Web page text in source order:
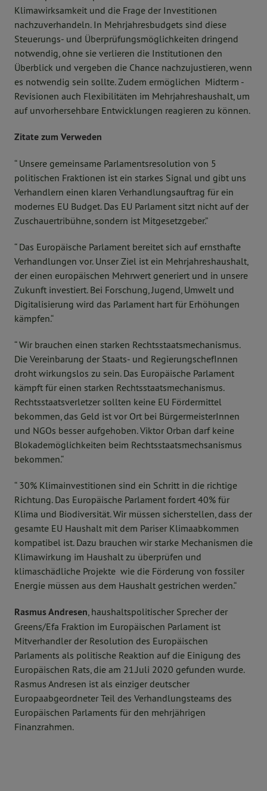
Klimawirksamkeit und die Frage der Investitionen
nachzuverhandeln. In Mehrjahresbudgets sind diese
Steuerungs- und Überprüfungsmöglichkeiten dringend
notwendig, ohne sie verlieren die Institutionen den
Überblick und vergeben die Chance nachzujustieren, wenn
es notwendig sein sollte. Zudem ermöglichen Midterm -
Revisionen auch Flexibilitäten im Mehrjahreshaushalt, um
auf unvorhersehbare Entwicklungen reagieren zu können.
Zitate zum Verweden
“ Unsere gemeinsame Parlamentsresolution von 5
politischen Fraktionen ist ein starkes Signal und gibt uns
Verhandlern einen klaren Verhandlungsauftrag für ein
modernes EU Budget. Das EU Parlament sitzt nicht auf der
Zuschauertribühne, sondern ist Mitgesetzgeber.”
“ Das Europäische Parlament bereitet sich auf ernsthafte
Verhandlungen vor. Unser Ziel ist ein Mehrjahreshaushalt,
der einen europäischen Mehrwert generiert und in unsere
Zukunft investiert. Bei Forschung, Jugend, Umwelt und
Digitalisierung wird das Parlament hart für Erhöhungen
kämpfen.“
“ Wir brauchen einen starken Rechtsstaatsmechanismus.
Die Vereinbarung der Staats- und RegierungschefInnen
droht wirkungslos zu sein. Das Europäische Parlament
kämpft für einen starken Rechtsstaatsmechanismus.
Rechtsstaatsverletzer sollten keine EU Fördermittel
bekommen, das Geld ist vor Ort bei BürgermeisterInnen
und NGOs besser aufgehoben. Viktor Orban darf keine
Blokademöglichkeiten beim Rechtsstaatsmechsanismus
bekommen.“
“ 30% Klimainvestitionen sind ein Schritt in die richtige
Richtung. Das Europäische Parlament fordert 40% für
Klima und Biodiversität. Wir müssen sicherstellen, dass der
gesamte EU Haushalt mit dem Pariser Klimaabkommen
kompatibel ist. Dazu brauchen wir starke Mechanismen die
Klimawirkung im Haushalt zu überprüfen und
klimaschädliche Projekte wie die Förderung von fossiler
Energie müssen aus dem Haushalt gestrichen werden.“
Rasmus Andresen, haushaltspolitischer Sprecher der
Greens/Efa Fraktion im Europäischen Parlament ist
Mitverhandler der Resolution des Europäischen
Parlaments als politische Reaktion auf die Einigung des
Europäischen Rats, die am 21.Juli 2020 gefunden wurde.
Rasmus Andresen ist als einziger deutscher
Europaabgeordneter Teil des Verhandlungsteams des
Europäischen Parlaments für den mehrjährigen
Finanzrahmen.